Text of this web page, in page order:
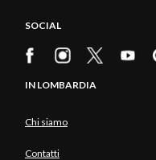
SOCIAL
IN LOMBARDIA
Chi siamo
Contatti